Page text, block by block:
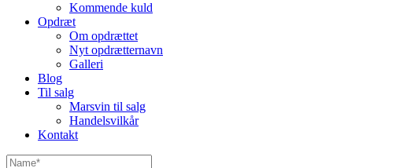
Kommende kuld
Opdræt
Om opdrættet
Nyt opdrætternavn
Galleri
Blog
Til salg
Marsvin til salg
Handelsvilkår
Kontakt